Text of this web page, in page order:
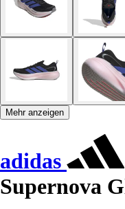
Mehr anzeigen
adidas
Supernova